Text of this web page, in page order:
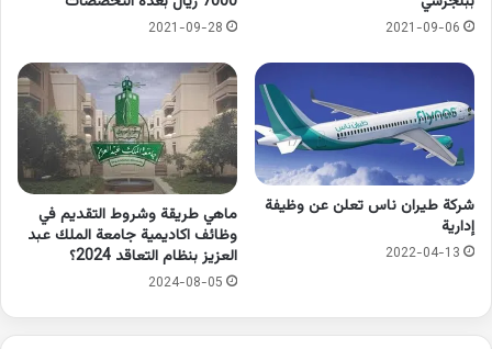
2021-09-06
2021-09-28
شركة طيران ناس تعلن عن وظيفة
إدارية
2022-04-13
ماهي طريقة وشروط التقديم في
وظائف اكاديمية جامعة الملك عبد
العزيز بنظام التعاقد 2024؟
2024-08-05